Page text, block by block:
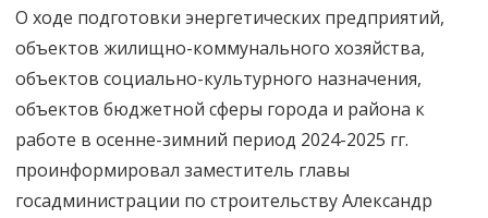
О ходе подготовки энергетических предприятий,
объектов жилищно-коммунального хозяйства,
объектов социально-культурного назначения,
объектов бюджетной сферы города и района к
работе в осенне-зимний период 2024-2025 гг.
проинформировал заместитель главы
госадминистрации по строительству Александр